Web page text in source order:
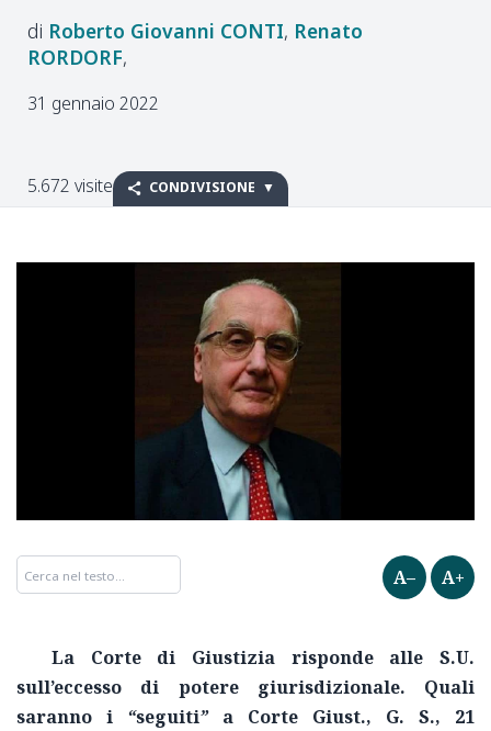
Roberto Giovanni CONTI Renato
RORDORF
31 gennaio 2022
5.672 visite CONDIVISIONE
A– A+
La Corte di Giustizia risponde alle S.U.
sull’eccesso di potere giurisdizionale. Quali
saranno i “seguiti”a Corte Giust., G. S., 21